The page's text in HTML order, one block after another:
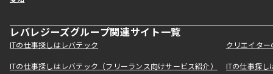
レバレジーズグループ関連サイト一覧
ITの仕事探しはレバテック クリエイタ
ITの仕事探しはレバテック（フリーランス向けサービス紹介） ITの仕事探